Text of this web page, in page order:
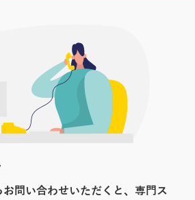
お問い合わせいただくと、専門ス